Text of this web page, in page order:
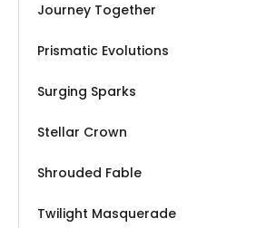
Journey Together
Prismatic Evolutions
Surging Sparks
Stellar Crown
Shrouded Fable
Twilight Masquerade